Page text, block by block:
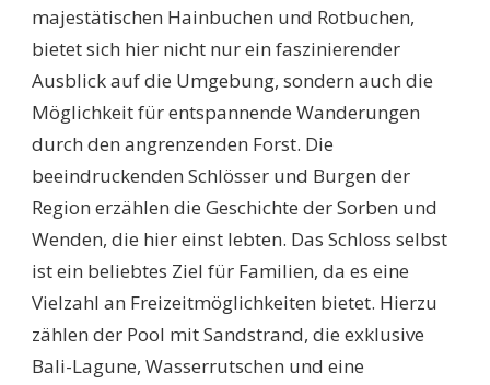
majestätischen Hainbuchen und Rotbuchen,
bietet sich hier nicht nur ein faszinierender
Ausblick auf die Umgebung, sondern auch die
Möglichkeit für entspannende Wanderungen
durch den angrenzenden Forst. Die
beeindruckenden Schlösser und Burgen der
Region erzählen die Geschichte der Sorben und
Wenden, die hier einst lebten. Das Schloss selbst
ist ein beliebtes Ziel für Familien, da es eine
Vielzahl an Freizeitmöglichkeiten bietet. Hierzu
zählen der Pool mit Sandstrand, die exklusive
Bali-Lagune, Wasserrutschen und eine